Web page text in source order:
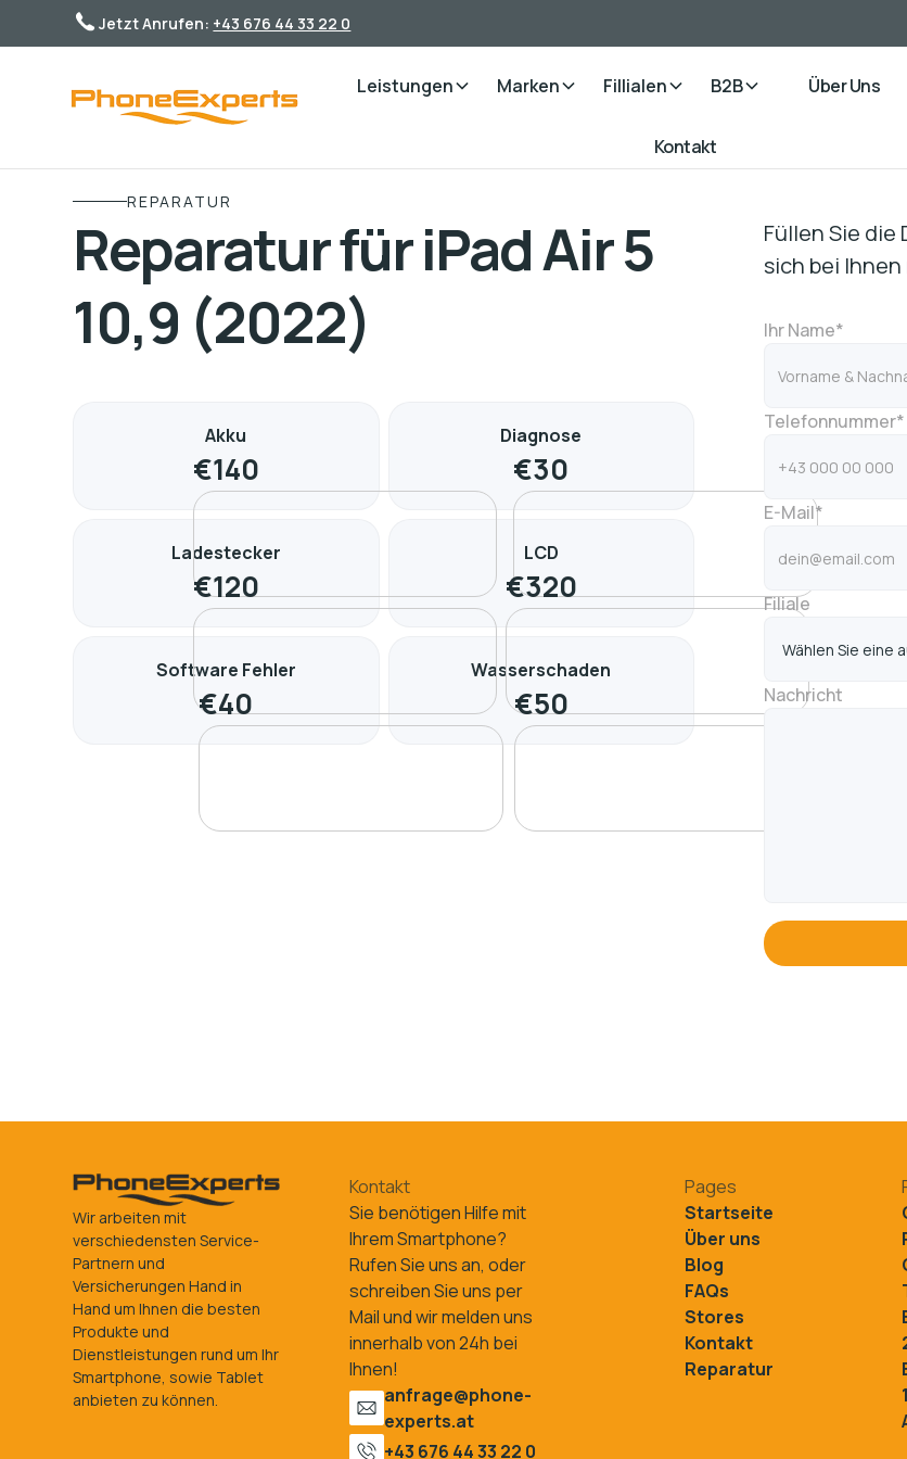
Jetzt Anrufen: +43 676 44 33 22 0
Leistungen Marken Fillialen B2B Über Uns
Kontakt
REPARATUR
Reparatur für iPad Air 5
10,9 (2022)
Akku
€140
Diagnose
€30
Ladestecker
€120
LCD
€320
Software Fehler
€40
Wasserschaden
€50
Füllen Sie die
sich bei
Ihr Name*
Telefonnummer*
E-Mail*
Filiale
Nachricht
Wir arbeiten mit
verschiedensten Service-
Partnern und
Versicherungen Hand in
Hand um Ihnen die besten
Produkte und
Dienstleistungen rund um Ihr
Smartphone, sowie Tablet
anbieten zu können.
Kontakt
Sie benötigen Hilfe mit
Ihrem Smartphone?
Rufen Sie uns an, oder
schreiben Sie uns per
Mail und wir melden uns
innerhalb von 24h bei
Ihnen!
anfrage@phone-
experts.at
+43 676 44 33 22 0
Pages
Startseite
Über uns
Blog
FAQs
Stores
Kontakt
Reparatur
1